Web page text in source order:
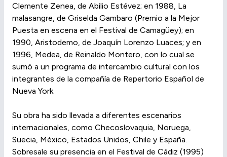
Clemente Zenea, de Abilio Estévez; en 1988, La
malasangre, de Griselda Gambaro (Premio a la Mejor
Puesta en escena en el Festival de Camagüey); en
1990, Aristodemo, de Joaquín Lorenzo Luaces; y en
1996, Medea, de Reinaldo Montero, con lo cual se
sumó a un programa de intercambio cultural con los
integrantes de la compañía de Repertorio Español de
Nueva York.
Su obra ha sido llevada a diferentes escenarios
internacionales, como Checoslovaquia, Noruega,
Suecia, México, Estados Unidos, Chile y España.
Sobresale su presencia en el Festival de Cádiz (1995)